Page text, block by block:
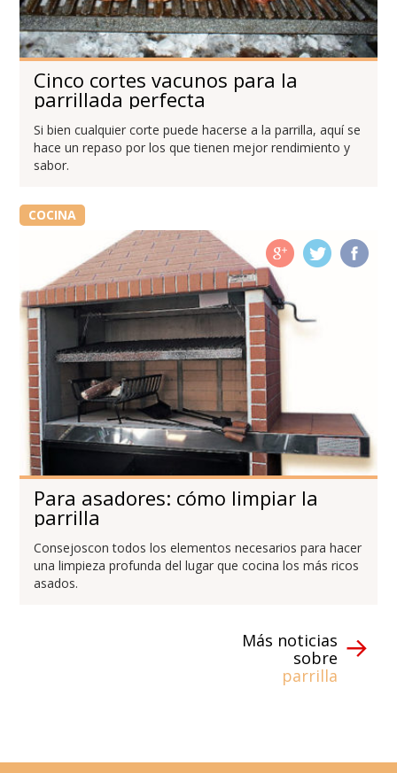
Cinco cortes vacunos para la
parrillada perfecta
Si bien cualquier corte puede hacerse a la parrilla, aquí se
hace un repaso por los que tienen mejor rendimiento y
sabor.
COCINA
Para asadores: cómo limpiar la
parrilla
Consejoscon todos los elementos necesarios para hacer
una limpieza profunda del lugar que cocina los más ricos
asados.
Más noticias
sobre
parrilla